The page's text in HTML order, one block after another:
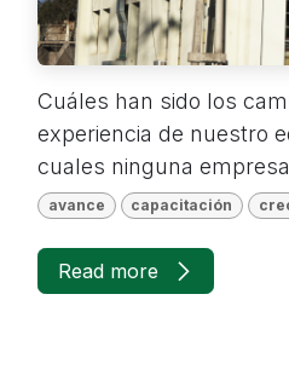
Cuáles han sido los
experiencia de nuestro
cuales ninguna
avance capacitación
Read more